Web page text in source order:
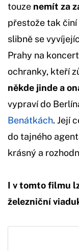
touze nemít za
přestože tak
slibně se
Prahy na
ochranky, kteří
někde jinde a
vypraví do
Benátkách. Její
do tajného
krásný a
I v tomto filmu
železniční